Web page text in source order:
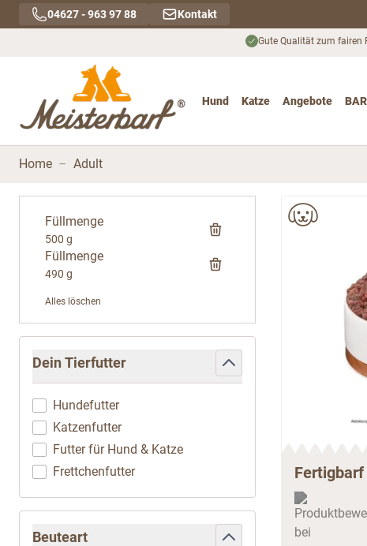
Direkt zum Inhalt
04627 - 963 97 88 Kontakt
Gute Qualität zum fairen
Hund
Katze
Angebote
Home – Adult
Füllmenge
500 g
Füllmenge
490 g
Alles löschen
Dein Tierfutter
filter
Hundefutter
Katzenfutter
Futter für Hund & Katze
Frettchenfutter
Beuteart